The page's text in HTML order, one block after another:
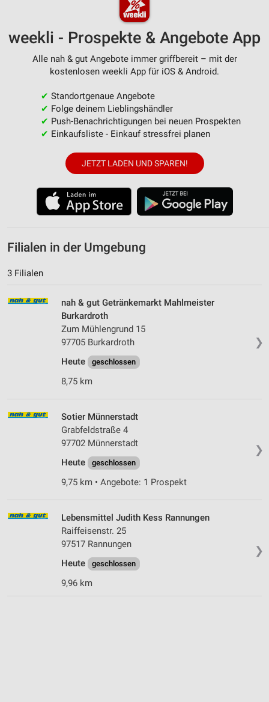
weekli - Prospekte & Angebote App
Alle nah & gut Angebote immer griffbereit – mit der
kostenlosen weekli App für iOS & Android.
✔ Standortgenaue Angebote
✔ Folge deinem Lieblingshändler
✔ Push-Benachrichtigungen bei neuen Prospekten
✔ Einkaufsliste - Einkauf stressfrei planen
JETZT LADEN UND SPAREN!
Filialen in der Umgebung
3 Filialen
❯
nah & gut Getränkemarkt Mahlmeister
Burkardroth
Zum Mühlengrund 15
97705 Burkardroth
Heute
geschlossen
8,75 km
❯
Sotier Münnerstadt
Grabfeldstraße 4
97702 Münnerstadt
Heute
geschlossen
9,75 km • Angebote: 1 Prospekt
❯
Lebensmittel Judith Kess Rannungen
Raiffeisenstr. 25
97517 Rannungen
Heute
geschlossen
9,96 km